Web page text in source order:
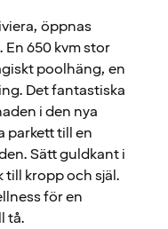
öppnas
650 kvm stor
poolhäng, en
Det fantastiska
i den nya
parkett till en
Sätt guldkant i
till kropp och själ.
för en
tå.